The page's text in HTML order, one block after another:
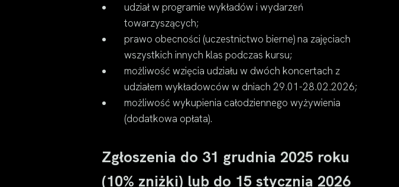
udział w programie wykładów i wydarzeń
towarzyszących;
prawo obecności (uczestnictwo bierne) na zajęciach
wszystkich innych klas podczas kursu;
możliwość wzięcia udziału w dwóch koncertach z
udziałem wykładowców w dniach 29.01-28.02.2026;
możliwość wykupienia całodziennego wyżywienia
(dodatkowa opłata).
Zgłoszenia do 31 grudnia 2025 roku
(10% zniżki) lub do 15 stycznia 2026